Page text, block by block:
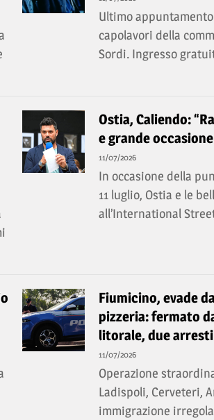
Ultimo
capolavori della
Sordi. Ingresso
Ostia, Caliendo:
e grande
11/07/2026
In occasione della
11 luglio, Ostia e le
all’International
Fiumicino, evade
pizzeria: fermato
litorale, due
11/07/2026
Operazione
Ladispoli, Cerveteri,
immigrazione